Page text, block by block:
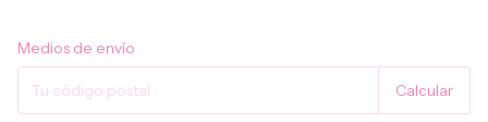
Entregas para el CP:
Medios de envío
Calcular